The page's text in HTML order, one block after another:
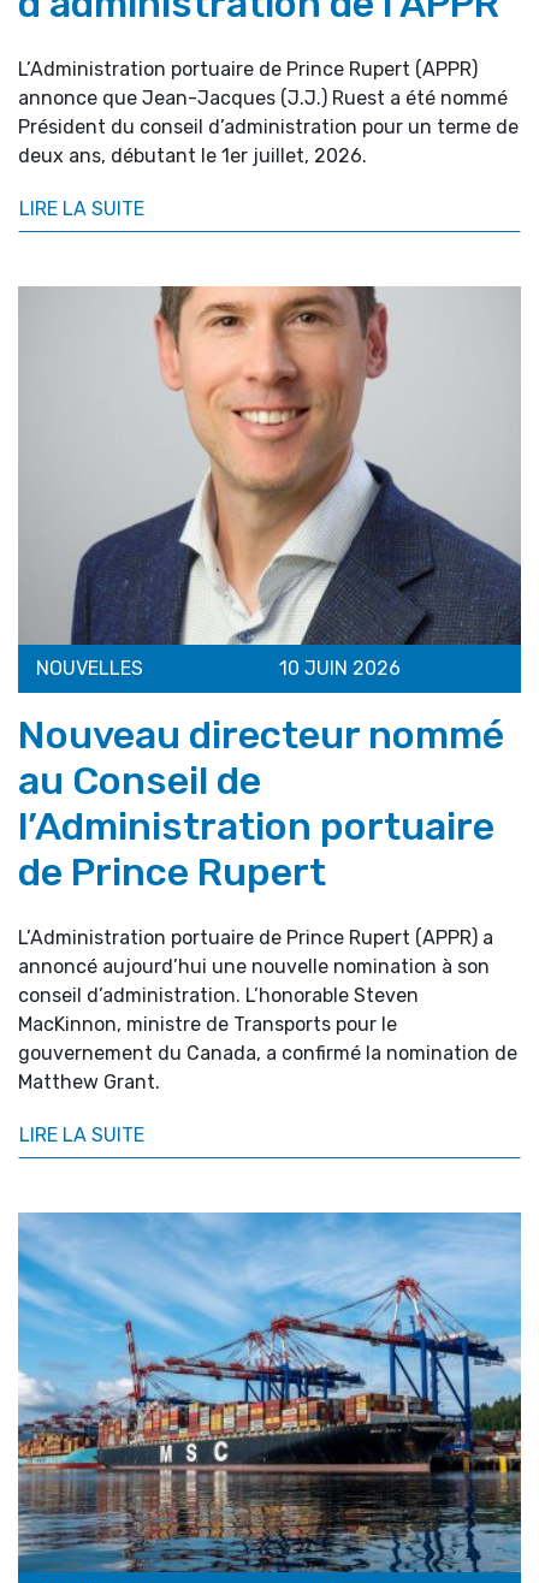
L’Administration portuaire de Prince Rupert (APPR)
annonce que Jean-Jacques (J.J.) Ruest a été nommé
Président du conseil d’administration pour un terme de
deux ans, débutant le 1er juillet, 2026.
LIRE LA SUITE
NOUVELLES 10 JUIN 2026
Nouveau directeur nommé
au Conseil de
l’Administration portuaire
de Prince Rupert
L’Administration portuaire de Prince Rupert (APPR) a
annoncé aujourd’hui une nouvelle nomination à son
conseil d’administration. L’honorable Steven
MacKinnon, ministre de Transports pour le
gouvernement du Canada, a confirmé la nomination de
Matthew Grant.
LIRE LA SUITE